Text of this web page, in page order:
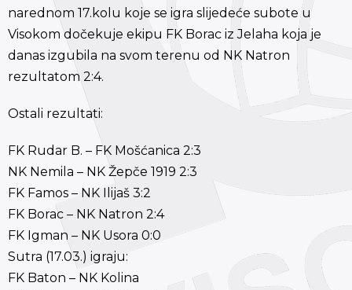
narednom 17.kolu koje se igra slijedeće subote u
Visokom dočekuje ekipu FK Borac iz Jelaha koja je
danas izgubila na svom terenu od NK Natron
rezultatom 2:4.
Ostali rezultati:
FK Rudar B. – FK Mošćanica 2:3
NK Nemila – NK Žepče 1919 2:3
FK Famos – NK Ilijaš 3:2
FK Borac – NK Natron 2:4
FK Igman – NK Usora 0:0
Sutra (17.03.) igraju:
FK Baton – NK Kolina